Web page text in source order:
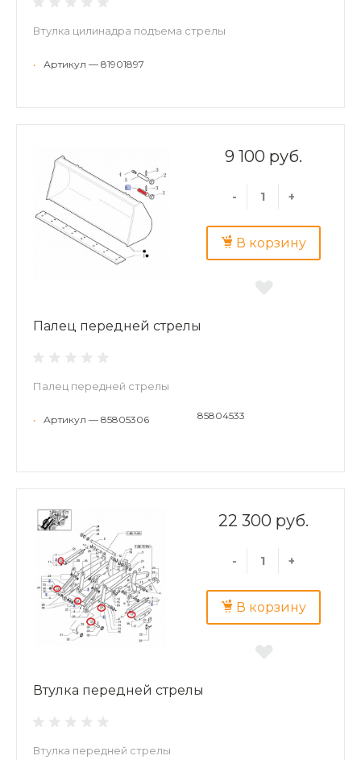
Втулка цилинадра подъема стрелы
• Артикул — 81901897
9 100 руб.
- +
В корзину
Палец передней стрелы
Палец передней стрелы
• Артикул — 85805306 85804533
22 300 руб.
- +
В корзину
Втулка передней стрелы
Втулка передней стрелы